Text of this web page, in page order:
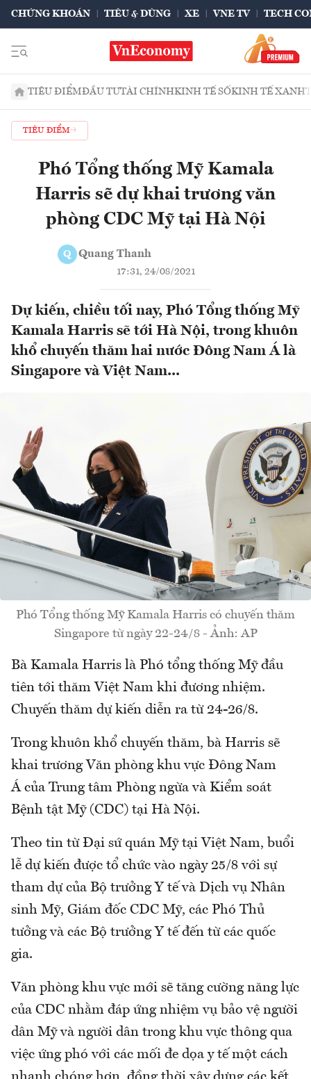
CHỨNG KHOÁN TIÊU & DÙNG XE VNE TV TECH
TIÊU ĐIỂMĐẦU TƯTÀI CHÍNHKINH TẾ SỐKINH TẾ XANH
TIÊU ĐIỂM
Phó Tổng thống Mỹ Kamala
Harris sẽ dự khai trương văn
phòng CDC Mỹ tại Hà Nội
Q Quang Thanh
17:31, 24/08/2021
Dự kiến, chiều tối nay, Phó Tổng thống Mỹ
Kamala Harris sẽ tới Hà Nội, trong khuôn
khổ chuyến thăm hai nước Đông Nam Á là
Singapore và Việt Nam...
Phó Tổng thống Mỹ Kamala Harris có chuyến thăm
Singapore từ ngày 22-24/8 - Ảnh: AP
Bà Kamala Harris là Phó tổng thống Mỹ đầu
tiên tới thăm Việt Nam khi đương nhiệm.
Chuyến thăm dự kiến diễn ra từ 24-26/8.
Trong khuôn khổ chuyến thăm, bà Harris sẽ
khai trương Văn phòng khu vực Đông Nam
Á của Trung tâm Phòng ngừa và Kiểm soát
Bệnh tật Mỹ (CDC) tại Hà Nội.
Theo tin từ Đại sứ quán Mỹ tại Việt Nam, buổi
lễ dự kiến được tổ chức vào ngày 25/8 với sự
tham dự của Bộ trưởng Y tế và Dịch vụ Nhân
sinh Mỹ, Giám đốc CDC Mỹ, các Phó Thủ
tưởng và các Bộ trưởng Y tế đến từ các quốc
gia.
Văn phòng khu vực mới sẽ tăng cường năng lực
của CDC nhằm đáp ứng nhiệm vụ bảo vệ người
dân Mỹ và người dân trong khu vực thông qua
việc ứng phó với các mối đe dọa y tế một cách